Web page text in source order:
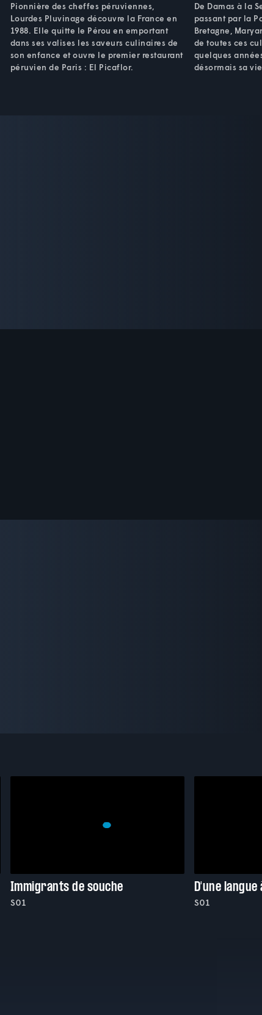
Pionnière des cheffes péruviennes,
Lourdes Pluvinage découvre la France en
1988. Elle quitte le Pérou en emportant
dans ses valises les saveurs culinaires de
son enfance et ouvre le premier restaurant
péruvien de Paris : El Picaflor.
De Damas à la
passant par la
Bretagne,
de toutes ces
quelques
désormais sa
Immigrants de souche
S01
D'une
S01